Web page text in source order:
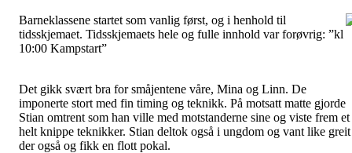
Barneklassene startet som vanlig først, og i henhold til
tidsskjemaet. Tidsskjemaets hele og fulle innhold var forøvrig: ”kl
10:00 Kampstart”
Det gikk svært bra for småjentene våre, Mina og Linn. De
imponerte stort med fin timing og teknikk. På motsatt matte gjorde
Stian omtrent som han ville med motstanderne sine og viste frem et
helt knippe teknikker. Stian deltok også i ungdom og vant like greit
der også og fikk en flott pokal.